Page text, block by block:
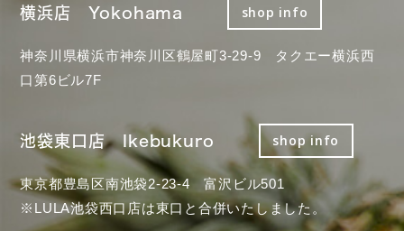
横浜店 Yokohama shop info
神奈川県横浜市神奈川区鶴屋町3-29-9 タクエー横浜西
口第6ビル7F
池袋東口店 Ikebukuro shop info
東京都豊島区南池袋2-23-4 富沢ビル501
※LULA池袋西口店は東口と合併いたしました。